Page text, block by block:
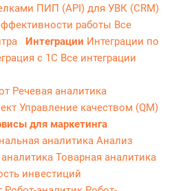
ПИП (API) для УВК (CRM)
работы Все
Интеграции Интеграции по
с 1С Все интеграции
Речевая аналитика
Управление качеством (QM)
для маркетинга
аналитика Анализ
Товарная аналитика
инвестиций